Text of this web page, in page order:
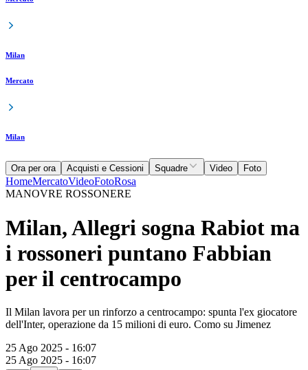
Milan
Mercato
Milan
Ora per ora Acquisti e Cessioni Squadre Video Foto
HomeMercatoVideoFotoRosa
MANOVRE ROSSONERE
Milan, Allegri sogna Rabiot ma
i rossoneri puntano Fabbian
per il centrocampo
Il Milan lavora per un rinforzo a centrocampo: spunta l'ex giocatore
dell'Inter, operazione da 15 milioni di euro. Como su Jimenez
25 Ago 2025 - 16:07
25 Ago 2025 - 16:07